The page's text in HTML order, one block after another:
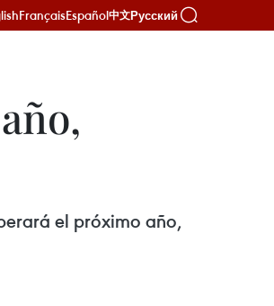
FrançaisEspañol中文Русский
el próximo año,